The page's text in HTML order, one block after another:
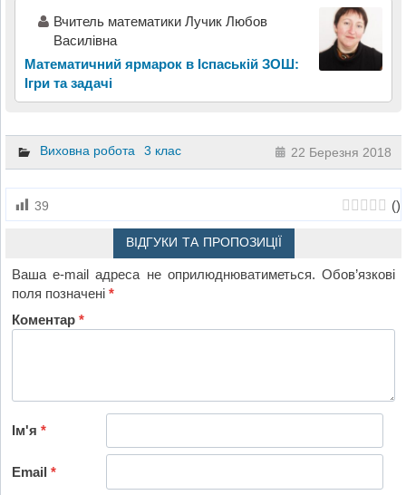
Вчитель математики Лучик Любов
Василівна
Математичний ярмарок в Іспаській ЗОШ:
Ігри та задачі
Виховна робота 3 клас 22 Березня 2018
39 ()
ВІДГУКИ ТА ПРОПОЗИЦІЇ
Ваша e-mail адреса не оприлюднюватиметься. Обов’язкові
поля позначені*
Коментар*
Ім'я*
Email*